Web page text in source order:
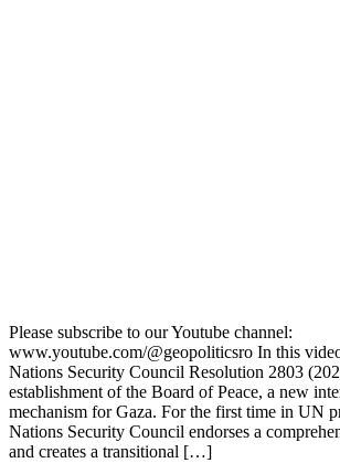
Please subscribe to our Youtube channel:
www.youtube.com/@geopoliticsro In this
Nations Security Council Resolution 2803
establishment of the Board of Peace, a new
mechanism for Gaza. For the first time in UN
Nations Security Council endorses a
and creates a transitional […]